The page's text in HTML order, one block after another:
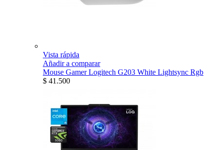
Vista rápida
Añadir a comparar
Mouse Gamer Logitech G203 White Lightsync Rgb
$ 41.500